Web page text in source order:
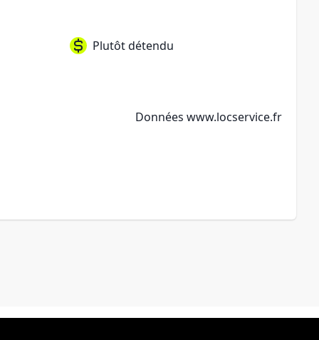
Plutôt détendu
Données www.locservice.fr